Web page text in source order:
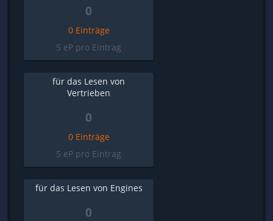
0
0 Einträge
5 eP pro Eintrag
für das Lesen von
Vertrieben
0
0 Einträge
5 eP pro Eintrag
für das Lesen von Engines
0